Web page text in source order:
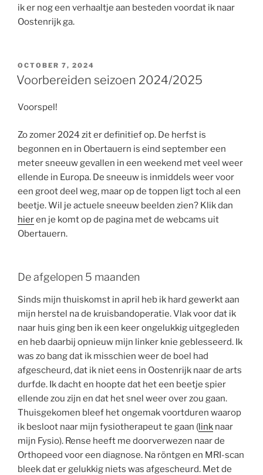
ik er nog een verhaaltje aan besteden voordat ik naar
Oostenrijk ga.
POSTED
ON
OCTOBER 7, 2024
Voorbereiden seizoen 2024/2025
Voorspel!
Zo zomer 2024 zit er definitief op. De herfst is
begonnen en in Obertauern is eind september een
meter sneeuw gevallen in een weekend met veel weer
ellende in Europa. De sneeuw is inmiddels weer voor
een groot deel weg, maar op de toppen ligt toch al een
beetje. Wil je actuele sneeuw beelden zien? Klik dan
hieren je komt op de pagina met de webcams uit
Obertauern.
De afgelopen 5 maanden
Sinds mijn thuiskomst in april heb ik hard gewerkt aan
mijn herstel na de kruisbandoperatie. Vlak voor dat ik
naar huis ging ben ik een keer ongelukkig uitgegleden
en heb daarbij opnieuw mijn linker knie geblesseerd. Ik
was zo bang dat ik misschien weer de boel had
afgescheurd, dat ik niet eens in Oostenrijk naar de arts
durfde. Ik dacht en hoopte dat het een beetje spier
ellende zou zijn en dat het snel weer over zou gaan.
Thuisgekomen bleef het ongemak voortduren waarop
ik besloot naar mijn fysiotherapeut te gaan (link naar
mijn Fysio). Rense heeft me doorverwezen naar de
Orthopeed voor een diagnose. Na röntgen en MRI-scan
bleek dat er gelukkig niets was afgescheurd. Met de